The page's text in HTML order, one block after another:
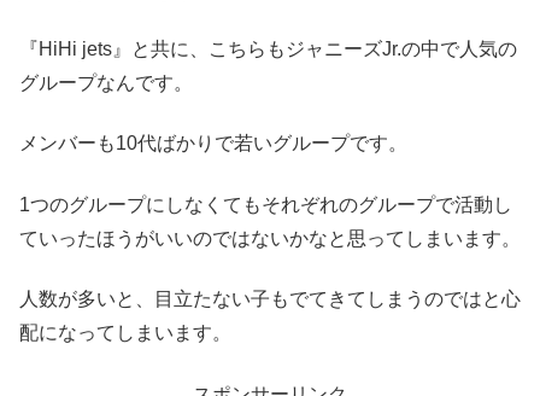
『HiHi jets』と共に、こちらもジャニーズJr.の中で人気の
グループなんです。
メンバーも10代ばかりで若いグループです。
1つのグループにしなくてもそれぞれのグループで活動し
ていったほうがいいのではないかなと思ってしまいます。
人数が多いと、目立たない子もでてきてしまうのではと心
配になってしまいます。